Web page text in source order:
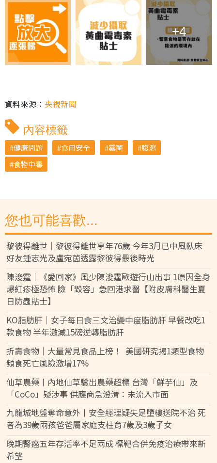
+4
資料來源： 央視新聞
內容標籤
健康問題 食用安全 霉菌
腹瀉
食物中毒
您也可能喜歡...
黎彼得離世｜黎彼得離世享年76歲 今年3月已中風臥床
好友鍾志光及盧宛茵透露黎彼得最後時光
陳浚霆｜《愛回家》風少陳浚霆歐遊行山出事 1原因全身
爆紅疹極恐怖 險「毀容」急回港求醫【附皮膚科醫生夏
日防蟲貼士】
KO脂肪肝｜女子每日食三文治變中度脂肪肝 早餐改吃1
款食物 半年激減15磅逆轉脂肪肝
折壽食物｜大量常見食品上榜！ 美國研究揭1類型食物
頻食死亡風險激增17%
仙草農藥丨內地仙草驗出農藥超標 台灣「鮮芋仙」及
「CoCo」疑涉事 供應商急澄清：未流入市面
九龍城地盤奪命意外丨安全經理疑失足墮樓送院不治 死
者為39歲兩孩爸爸屬家庭支柱育7歲及3歲子女
晚期腎癌五年存活率不足兩成 標靶合併免疫治療帶來新
希望